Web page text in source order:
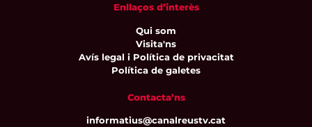
Enllaços d’interès
Qui som
Visita'ns
Avís legal i Política de privacitat
Política de galetes
Contacta’ns
informatius@canalreustv.cat